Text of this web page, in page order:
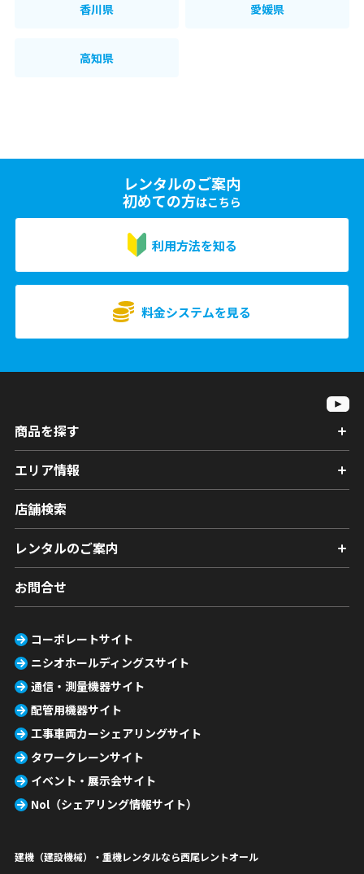
香川県 愛媛県
高知県
レンタルのご案内
初めての方はこちら
利用方法を知る
料金システムを見る
商品を探す
エリア情報
店舗検索
レンタルのご案内
お問合せ
コーポレートサイト
ニシオホールディングスサイト
通信・測量機器サイト
配管用機器サイト
工事車両カーシェアリングサイト
タワークレーンサイト
イベント・展示会サイト
Nol（シェアリング情報サイト）
建機（建設機械）・重機レンタルなら西尾レントオール